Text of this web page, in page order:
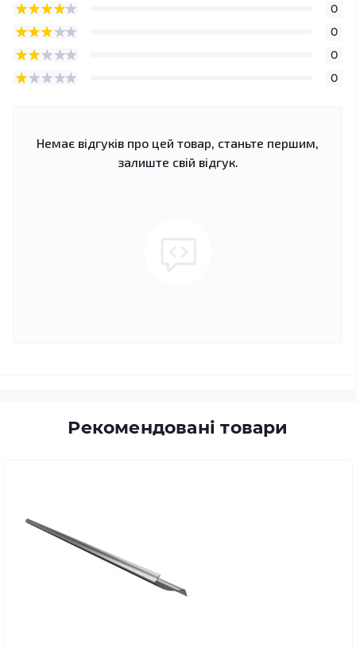
0
0
0
0
Немає відгуків про цей товар, станьте першим,
залиште свій відгук.
Рекомендовані товари